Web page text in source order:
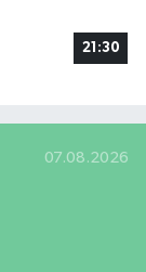
21:30
07.08.2026